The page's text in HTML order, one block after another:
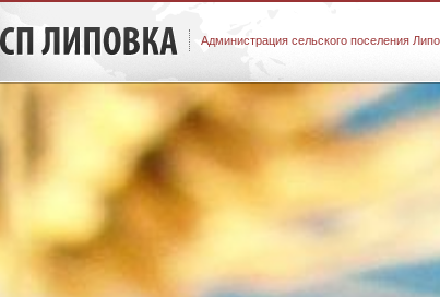
Администрация сельского поселения